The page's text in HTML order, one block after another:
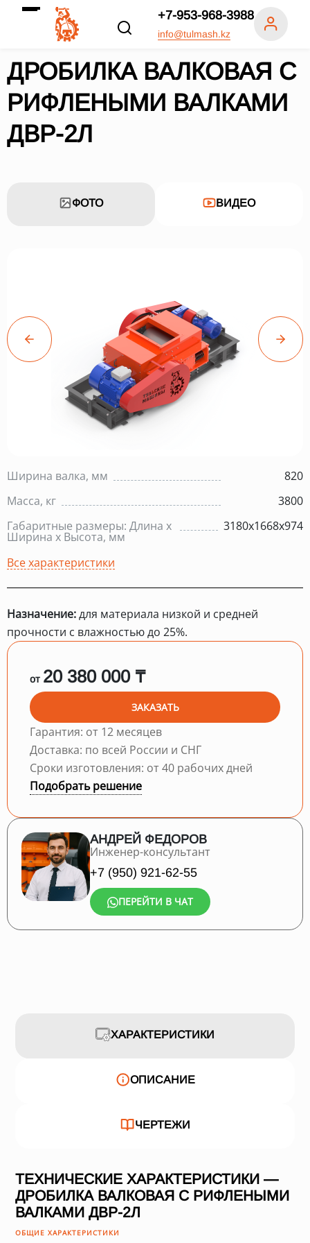
+7-953-968-3988
info@tulmash.kz
ДРОБИЛКА ВАЛКОВАЯ С
РИФЛЕНЫМИ ВАЛКАМИ
ДВР-2Л
ФОТО ВИДЕО
Ширина валка, мм
820
Масса, кг
3800
Габаритные размеры: Длина х
Ширина х Высота, мм
3180х1668х974
Все характеристики
Назначение:для материала низкой и средней
прочности с влажностью до 25%.
от 20 380 000 ₸
ЗАКАЗАТЬ
Гарантия: от 12 месяцев
Доставка: по всей России и СНГ
Сроки изготовления: от 40 рабочих дней
Подобрать решение
АНДРЕЙ ФЕДОРОВ
Инженер-консультант
+7 (950) 921-62-55
ПЕРЕЙТИ В ЧАТ
ХАРАКТЕРИСТИКИ
ОПИСАНИЕ
ЧЕРТЕЖИ
ТЕХНИЧЕСКИЕ ХАРАКТЕРИСТИКИ —
ДРОБИЛКА ВАЛКОВАЯ С РИФЛЕНЫМИ
ВАЛКАМИ ДВР-2Л
ОБЩИЕ ХАРАКТЕРИСТИКИ